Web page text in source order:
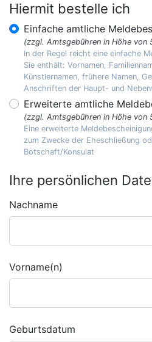
Hiermit bestelle ich
Einfache amtliche
(zzgl. Amtsgebühren in Höhe von
In der Regel reicht eine einfache
Sie enthält: Vornamen,
Künstlernamen, frühere Namen,
Anschriften der Haupt- und
Erweiterte amtliche
(zzgl. Amtsgebühren in Höhe von
Eine erweiterte
zum Zwecke der Eheschließung
Botschaft/Konsulat
Ihre persönlichen
Nachname
Vorname(n)
Geburtsdatum